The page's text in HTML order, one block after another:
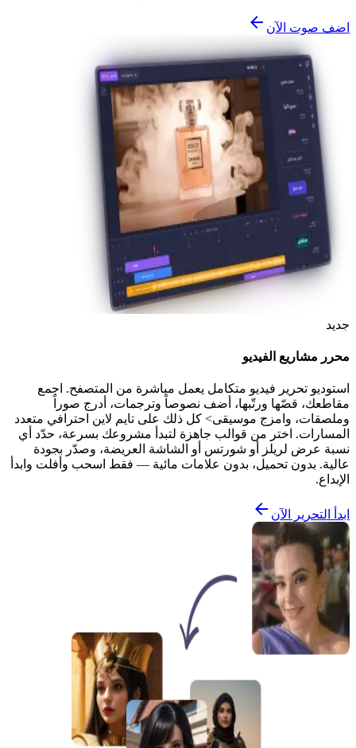
اضف صوت الآن
جديد
محرر مشاريع الفيديو
استوديو تحرير فيديو متكامل يعمل مباشرة من المتصفح. اجمع
مقاطعك، قصّها ورتّبها، أضف نصوصاً وترجمات، أدرج صوراً
وملصقات، وامزج موسيقى> كل ذلك على تايم لاين احترافي متعدد
المسارات. اختر من قوالب جاهزة لتبدأ مشروعك بسرعة، حدّد أي
نسبة عرض لريلز أو شورتس أو الشاشة العريضة، وصدّر بجودة
عالية. بدون تحميل، بدون علامات مائية — فقط اسحب وأفلت وابدأ
الإبداع.
ابدأ التحرير الآن